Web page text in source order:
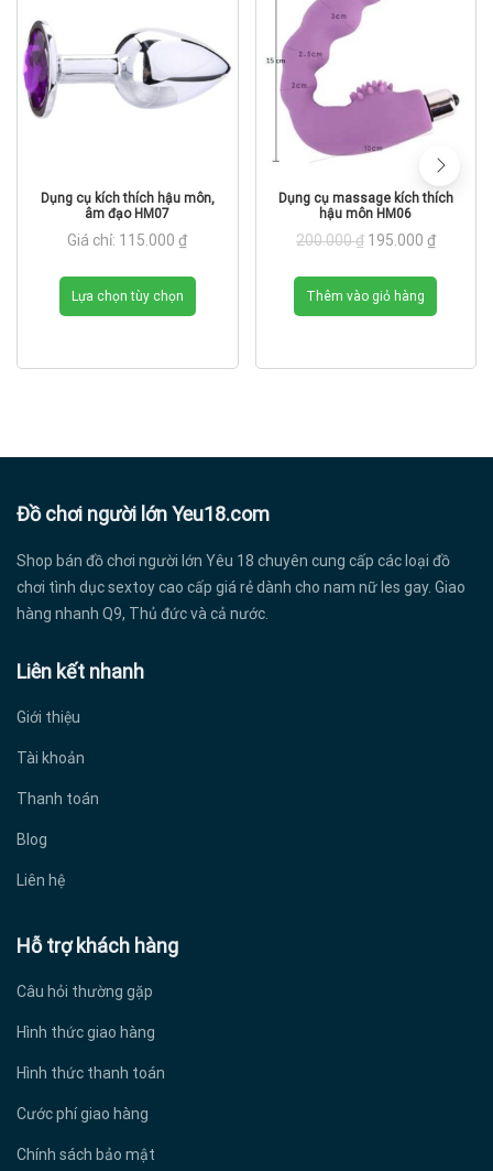
Sản
phẩm
này
nhiều
biến
Các
được
trên
trang
sản
Dụng cụ kích thích hậu môn,
âm đạo HM07
Giá chỉ: 115.000₫
Lựa chọn tùy chọn
Các
chọn
thể
được
chọn
Dụng cụ massage kích thích
hậu môn HM06
200.000₫ Giá
là:
200.000 ₫.
195.000 ₫Giá
tại
195.000
Thêm vào giỏ hàng
Đồ chơi người lớn Yeu18.com
Shop bán đồ chơi người lớn Yêu 18 chuyên cung cấp các loại đồ
chơi tình dục sextoy cao cấp giá rẻ dành cho nam nữ les gay. Giao
hàng nhanh Q9, Thủ đức và cả nước.
Liên kết nhanh
Giới thiệu
Tài khoản
Thanh toán
Blog
Liên hệ
Hỗ trợ khách hàng
Câu hỏi thường gặp
Hình thức giao hàng
Hình thức thanh toán
Cước phí giao hàng
Chính sách bảo mật